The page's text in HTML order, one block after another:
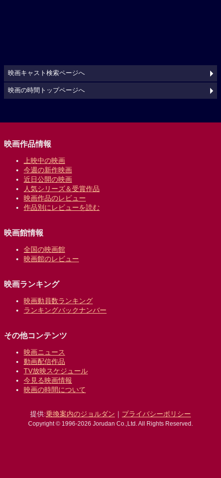
映画キャスト検索ページへ
映画の時間トップページへ
映画作品情報
上映中の映画
今週の新作映画
近日公開の映画
人気シリーズ＆受賞作品
映画作品のレビュー
作品別にレビューを読む
映画館情報
全国の映画館
映画館のレビュー
映画ランキング
映画動員数ランキング
ランキングバックナンバー
その他コンテンツ
映画ニュース
動画配信作品
TV放映スケジュール
今見る映画情報
映画の時間について
提供:乗換案内のジョルダン ｜ プライバシーポリシー
Copyright © 1996-2026 Jorudan Co.,Ltd. All Rights Reserved.